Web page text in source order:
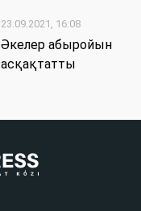
23.09.2021, 16:08
Әкелер абыройын
асқақтатты